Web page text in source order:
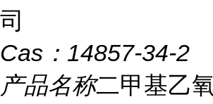
司
Cas： 14857-34-2
产品名称二甲基乙